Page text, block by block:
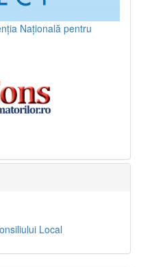
Națională pentru
Local